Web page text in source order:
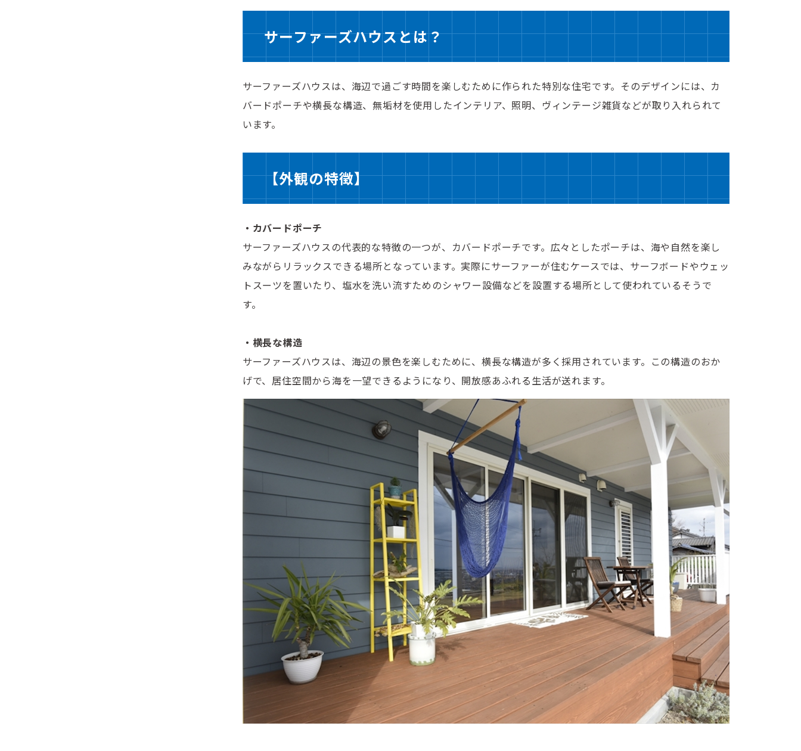
サーファーズハウスとは？
サーファーズハウスは、海辺で過ごす時間を楽しむために作られた特別な住宅です。そのデザインには、カ
バードポーチや横長な構造、無垢材を使用したインテリア、照明、ヴィンテージ雑貨などが取り入れられて
います。
【外観の特徴】
・カバードポーチ
サーファーズハウスの代表的な特徴の一つが、カバードポーチです。広々としたポーチは、海や自然を楽し
みながらリラックスできる場所となっています。実際にサーファーが住むケースでは、サーフボードやウェッ
トスーツを置いたり、塩水を洗い流すためのシャワー設備などを設置する場所として使われているそうで
す。
・横長な構造
サーファーズハウスは、海辺の景色を楽しむために、横長な構造が多く採用されています。この構造のおか
げで、居住空間から海を一望できるようになり、開放感あふれる生活が送れます。